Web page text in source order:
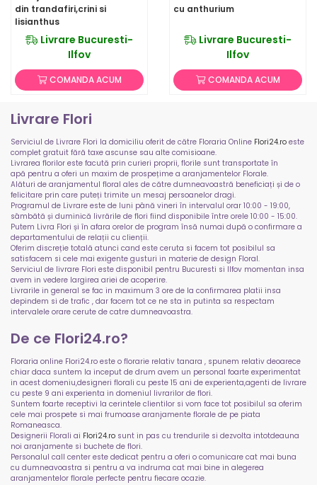
din trandafiri,crini si
lisianthus
Livrare Bucuresti-
Ilfov
COMANDA ACUM
cu anthurium
Livrare Bucuresti-
Ilfov
COMANDA ACUM
Livrare Flori
Serviciul de Livrare Flori la domiciliu oferit de către Floraria Online Flori24.ro este
complet gratuit fără taxe ascunse sau alte comisioane.
Livrarea florilor este facută prin curieri proprii, florile sunt transportate în
apă pentru a oferi un maxim de prospețime a aranjamentelor Florale.
Alături de aranjamentul floral ales de către dumneavoastră beneficiați și de o
felicitare prin care puteți trimite un mesaj persoanelor dragi.
Programul de Livrare este de luni până vineri în intervalul orar 10:00 - 19:00,
sâmbătă și duminică livrările de flori fiind disponibile între orele 10:00 - 15:00.
Putem Livra Flori și în afara orelor de program însă numai după o confirmare a
departamentului de relații cu clienții.
Oferim discreție totală atunci cand este ceruta si facem tot posibilul sa
satisfacem si cele mai exigente gusturi in materie de design Floral.
Serviciul de livrare Flori este disponibil pentru Bucuresti si Ilfov momentan insa
avem in vedere largirea ariei de acoperire.
Livrarile in general se fac in maximum 3 ore de la confirmarea platii insa
depindem si de trafic , dar facem tot ce ne sta in putinta sa respectam
intervalele orare cerute de catre dumneavoastra.
De ce Flori24.ro?
Floraria online Flori24.ro este o florarie relativ tanara , spunem relativ deoarece
chiar daca suntem la inceput de drum avem un personal foarte experimentat
in acest domeniu,designeri florali cu peste 15 ani de experienta,agenti de livrare
cu peste 9 ani experienta in domeniul livrarilor de flori.
Suntem foarte receptivi la cerintele clientilor si vom face tot posibilul sa oferim
cele mai prospete si mai frumoase aranjamente florale de pe piata
Romaneasca.
Designerii Florali ai Flori24.ro sunt in pas cu trendurile si dezvolta intotdeauna
noi aranjamente si buchete de flori.
Personalul call center este dedicat pentru a oferi o comunicare cat mai buna
cu dumneavoastra si pentru a va indruma cat mai bine in alegerea
aranjamentelor florale perfecte pentru fiecare ocazie.